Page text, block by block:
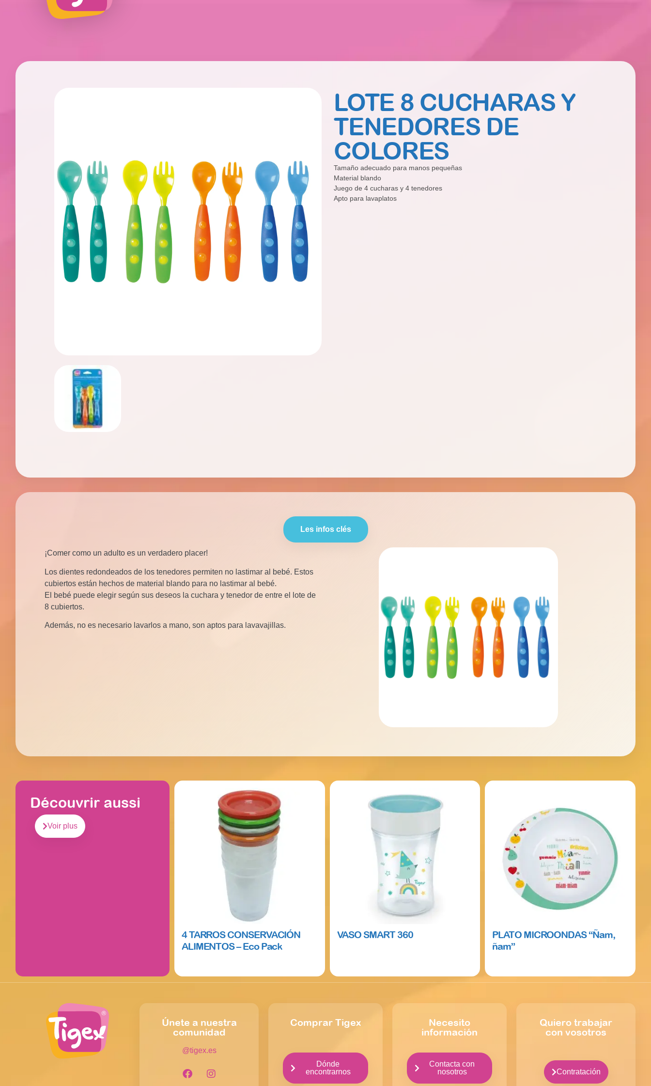
LOTE 8 CUCHARAS Y
TENEDORES DE
COLORES
Tamaño adecuado para manos pequeñas
Material blando
Juego de 4 cucharas y 4 tenedores
Apto para lavaplatos
Les infos clés
¡Comer como un adulto es un verdadero placer!
Los dientes redondeados de los tenedores permiten no lastimar al bebé. Estos
cubiertos están hechos de material blando para no lastimar al bebé.
El bebé puede elegir según sus deseos la cuchara y tenedor de entre el lote de
8 cubiertos.
Además, no es necesario lavarlos a mano, son aptos para lavavajillas.
Découvrir aussi
Voir plus
4 TARROS CONSERVACIÓN
ALIMENTOS – Eco Pack
VASO SMART 360
PLATO MICROONDAS “Ñam,
ñam”
Únete a nuestra
comunidad
@tigex.es
Comprar Tigex
Dónde
encontrarnos
Necesito
información
Contacta con
nosotros
Quiero trabajar
con vosotros
Contratación